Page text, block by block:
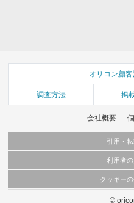
オリコン顧
調査方法 掲
会社概要
引用・
当サイトで公開されている情報（文字、
これらの情報を権利者の許可なく無断転
利用者
当サイトに掲載している内容はすべてサ
クッキー
このサイトでは Cookie を使用して、ユー
©